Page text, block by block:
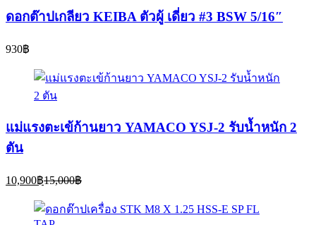
ดอกต๊าปเกลียว KEIBA ตัวผู้ เดี่ยว #3 BSW 5/16″
930฿
แม่แรงตะเข้ก้านยาว YAMACO YSJ-2 รับน้ำหนัก 2
ตัน
10,900฿Current
price
is:
10,900฿.
15,000฿
was:
15,000฿.